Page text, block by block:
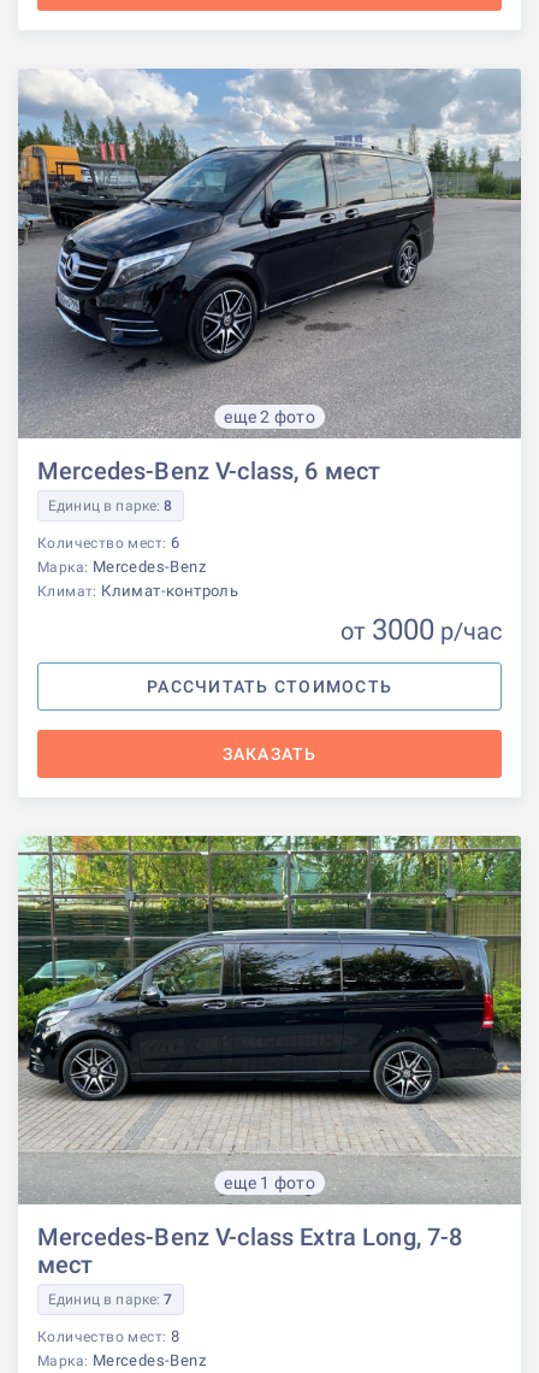
еще 2 фото
Mercedes-Benz V-class, 6 мест
Единиц в парке:8
Количество мест: 6
Марка: Mercedes-Benz
Климат: Климат-контроль
от 3000 р/час
РАССЧИТАТЬ СТОИМОСТЬ
ЗАКАЗАТЬ
еще 1 фото
Mercedes-Benz V-class Extra Long, 7-8
мест
Единиц в парке:7
Количество мест: 8
Марка: Mercedes-Benz